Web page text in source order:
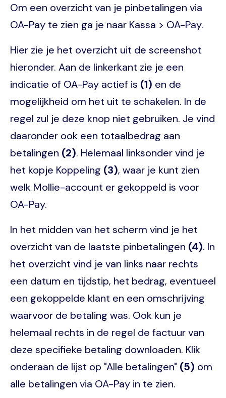
Om een overzicht van je pinbetalingen via
OA-Pay te zien ga je naar Kassa > OA-Pay.
Hier zie je het overzicht uit de screenshot
hieronder. Aan de linkerkant zie je een
indicatie of OA-Pay actief is (1) en de
mogelijkheid om het uit te schakelen. In de
regel zul je deze knop niet gebruiken. Je vind
daaronder ook een totaalbedrag aan
betalingen (2). Helemaal linksonder vind je
het kopje Koppeling (3), waar je kunt zien
welk Mollie-account er gekoppeld is voor
OA-Pay.
In het midden van het scherm vind je het
overzicht van de laatste pinbetalingen (4). In
het overzicht vind je van links naar rechts
een datum en tijdstip, het bedrag, eventueel
een gekoppelde klant en een omschrijving
waarvoor de betaling was. Ook kun je
helemaal rechts in de regel de factuur van
deze specifieke betaling downloaden. Klik
onderaan de lijst op "Alle betalingen" (5) om
alle betalingen via OA-Pay in te zien.